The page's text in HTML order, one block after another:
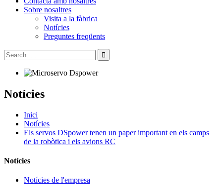
Sobre nosaltres
Visita a la fàbrica
Notícies
Preguntes freqüents
Notícies
Inici
Notícies
Els servos DSpower tenen un paper important en els camps
de la robòtica i els avions RC
Notícies
Notícies de l'empresa